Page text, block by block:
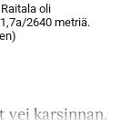
oli
2640 metriä.
vei karsinnan.